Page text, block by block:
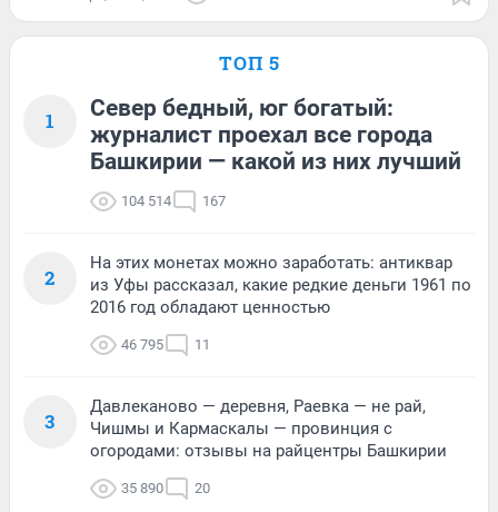
ТОП 5
1
Север бедный, юг богатый:
журналист проехал все города
Башкирии — какой из них лучший
104 514 167
2
На этих монетах можно заработать: антиквар
из Уфы рассказал, какие редкие деньги 1961 по
2016 год обладают ценностью
46 795 11
3
Давлеканово — деревня, Раевка — не рай,
Чишмы и Кармаскалы — провинция с
огородами: отзывы на райцентры Башкирии
35 890 20